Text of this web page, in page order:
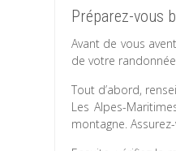
Préparez-vous
Avant de vous
de votre
Tout d’abord,
Les Alpes-
montagne.